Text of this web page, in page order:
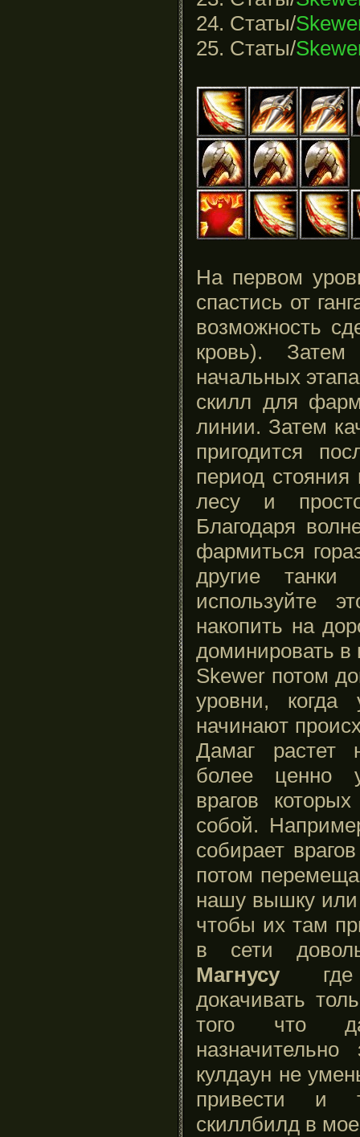
24. Статы/
25. Статы/
На первом
спастись от
возможность
кровь).
начальных
скилл для
линии. Затем
пригодится
период
лесу и
Благодаря
фармиться
другие
используйте
накопить на
доминировать в
Skewer потом
уровни,
начинают
Дамаг растет
более ценно
врагов
собой.
собирает
потом
нашу вышку
чтобы их там
в сети
Магнусугде
докачивать
того что
кулдаун не
привести и
скиллбилд в